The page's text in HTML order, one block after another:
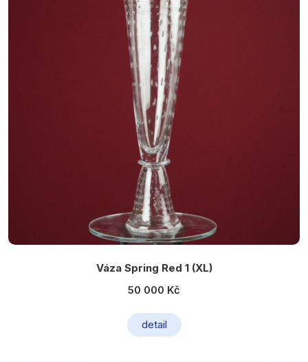
Váza Spring Red 1 (XL)
50 000 Kč
detail